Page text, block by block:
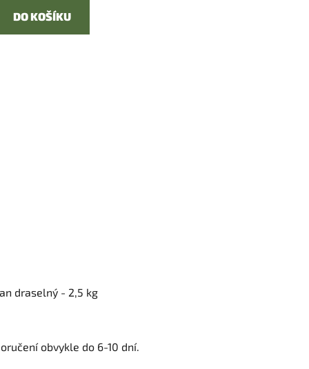
DO KOŠÍKU
draselný - 2,5 kg
obvykle do 6-10 dní.